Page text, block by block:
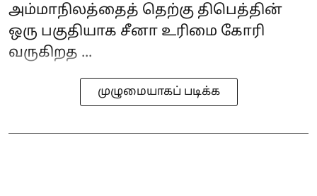
அம்மாநிலத்தைத் தெற்கு திபெத்தின்
ஒரு பகுதியாக சீனா உரிமை கோரி
வருகிறத ...
முழுமையாகப் படிக்க